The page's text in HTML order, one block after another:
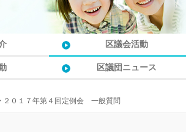
区議会活動
区議団ニュース
２０１７年第４回定例会 一般質問